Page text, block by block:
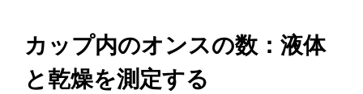
カップ内のオンスの数：液体
と乾燥を測定する